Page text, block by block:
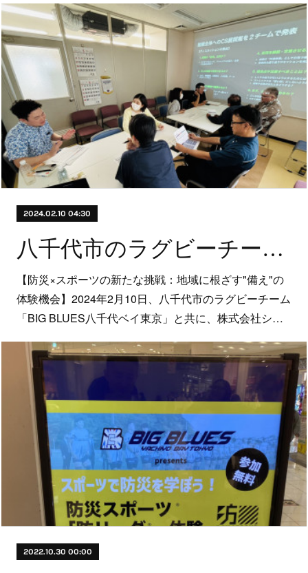
2024.02.10 04:30
八千代市のラグビーチーム「BIG BLUES八千代ベイ東京」と共に、株式会社シンクが提供する防災スポーツ「防リーグ®」の体験イベントを開催
【防災×スポーツの新たな挑戦：地域に根ざす"備え"の
体験機会】2024年2月10日、八千代市のラグビーチーム
「BIG BLUES八千代ベイ東京」と共に、株式会社シ…
2022.10.30 00:00